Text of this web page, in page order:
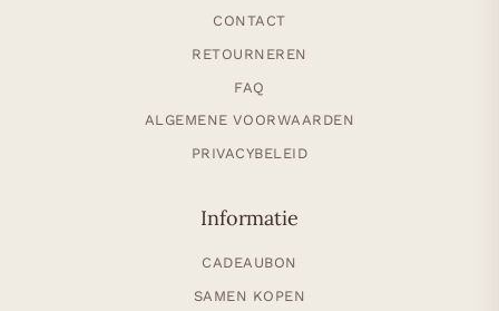
CONTACT
RETOURNEREN
FAQ
ALGEMENE VOORWAARDEN
PRIVACYBELEID
Informatie
CADEAUBON
SAMEN KOPEN